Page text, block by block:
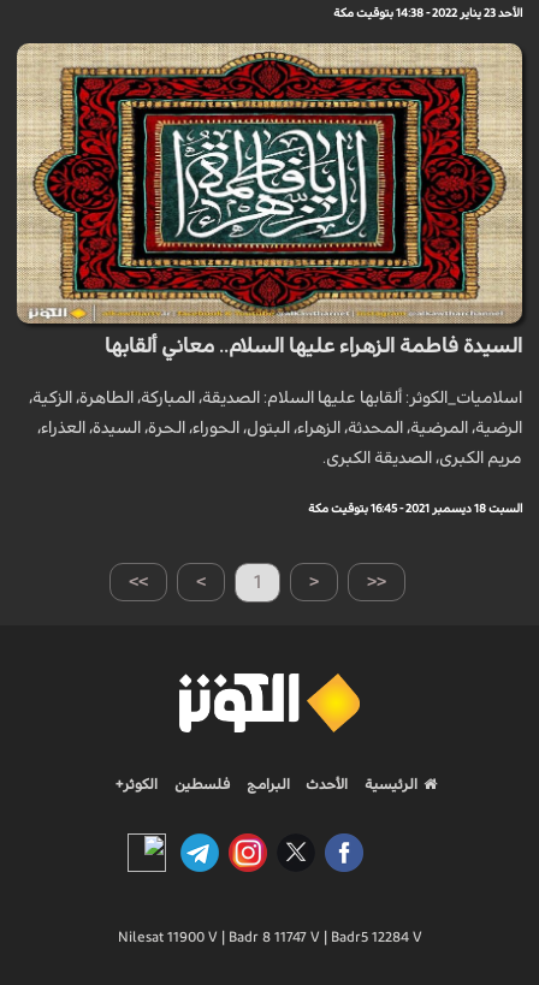
الأحد 23 يناير 2022 - 14:38 بتوقيت مكة
السيدة فاطمة الزهراء عليها السلام.. معاني ألقابها
اسلاميات_الكوثر: ألقابها عليها السلام: الصديقة، المباركة، الطاهرة، الزكية،
الرضية، المرضية، المحدثة، الزهراء، البتول، الحوراء، الحرة، السيدة، العذراء،
مريم الكبرى، الصديقة الكبرى.
السبت 18 ديسمبر 2021 - 16:45 بتوقيت مكة
>> > 1 < <<
الرئيسية الأحدث البرامج فلسطين الكوثر+
Nilesat 11900 V | Badr 8 11747 V | Badr5 12284 V